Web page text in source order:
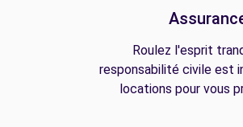
Roulez l'esprit
responsabilité civile est
locations pour vous